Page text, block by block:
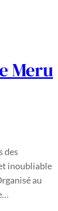
Meru
des
inoubliable
au